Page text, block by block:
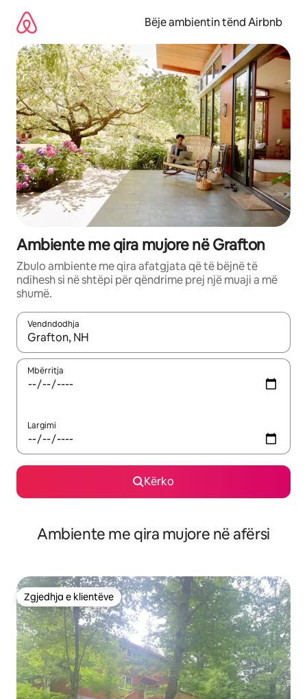
përmbajtja
Bëje ambientin tënd Airbnb
Ambiente me qira mujore në Grafton
Zbulo ambiente me qira afatgjata që të bëjnë të
ndihesh si në shtëpi për qëndrime prej një muaji a më
shumë.
Vendndodhja
Kur rezultatet të jenë të disponueshme, lëviz me butonat e
Mbërritja
Largimi
Kërko
Ambiente me qira mujore në afërsi
Zgjedhja e klientëve
Zgjedhja e klientëve